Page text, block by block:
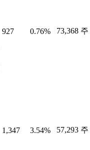
927 0.76% 73,368 주
1,347 3.54% 57,293 주